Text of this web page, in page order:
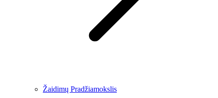
Žaidimų Pradžiamokslis